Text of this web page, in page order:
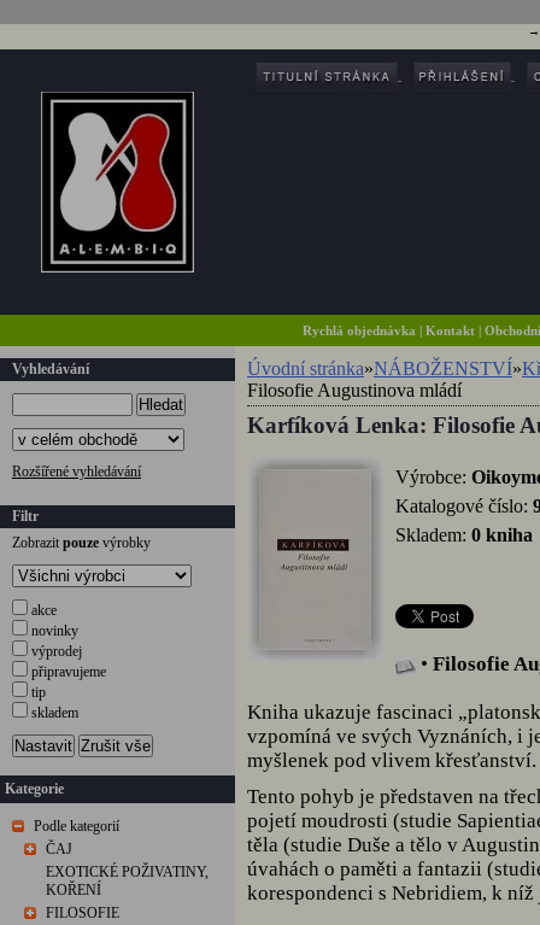
Rychlá objednávka |Kontakt |
Vyhledávání
Hledat
Rozšířené vyhledávání
Filtr
Zobrazit pouze výrobky
akce
novinky
výprodej
připravujeme
tip
skladem
Nastavit Zrušit vše
Kategorie
Podle kategorií
ČAJ
EXOTICKÉ POŽIVATINY,
KOŘENÍ
FILOSOFIE
Úvodní stránka»NÁBOŽENSTVÍ»
Filosofie Augustinova mládí
Karfíková Lenka: Filosofie
Výrobce:
Katalogové číslo:
Skladem: 0 kniha
• Filosofie
Kniha ukazuje fascinaci
vzpomíná ve svých Vyznáních, i
myšlenek pod vlivem křesťanství.
Tento pohyb je představen na
pojetí moudrosti (studie
těla (studie Duše a tělo v
úvahách o paměti a fantazii
korespondenci s Nebridiem, k